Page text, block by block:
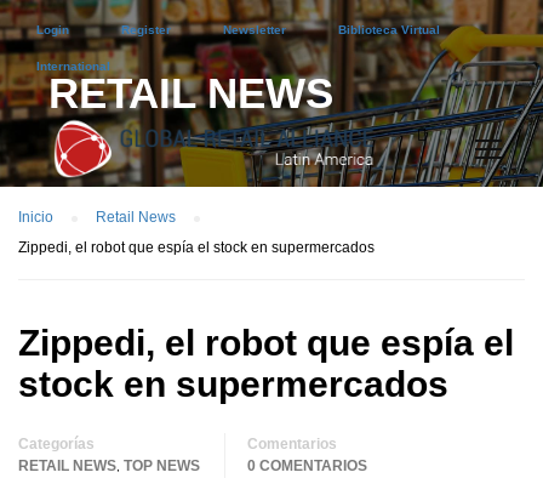
Login Register Newsletter Biblioteca Virtual
International
RETAIL NEWS
Inicio
Retail News
Zippedi, el robot que espía el stock en supermercados
Zippedi, el robot que espía el
stock en supermercados
Categorías
RETAIL NEWS TOP NEWS
Comentarios
0 COMENTARIOS